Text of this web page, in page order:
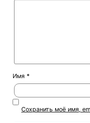
Имя *
Сохранить моё имя,